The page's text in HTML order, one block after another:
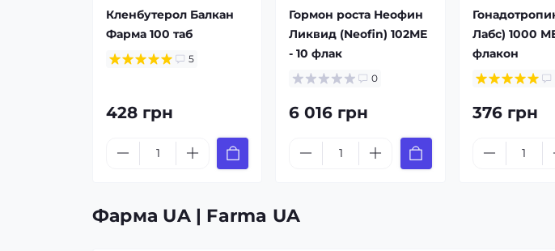
Кленбутерол Балкан
Фарма 100 таб
5
428 грн
Гормон роста Неофин
Ликвид (Neofin) 102МЕ
- 10 флак
0
6 016 грн
Лабс) 1000
флакон
376 грн
Фарма UA | Farma UA